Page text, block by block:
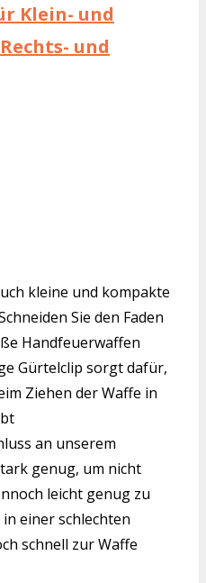
Klein- und
und
kleine und kompakte
Sie den Faden
Handfeuerwaffen
Gürtelclip sorgt dafür,
Ziehen der Waffe in
an unserem
genug, um nicht
leicht genug zu
einer schlechten
schnell zur Waffe